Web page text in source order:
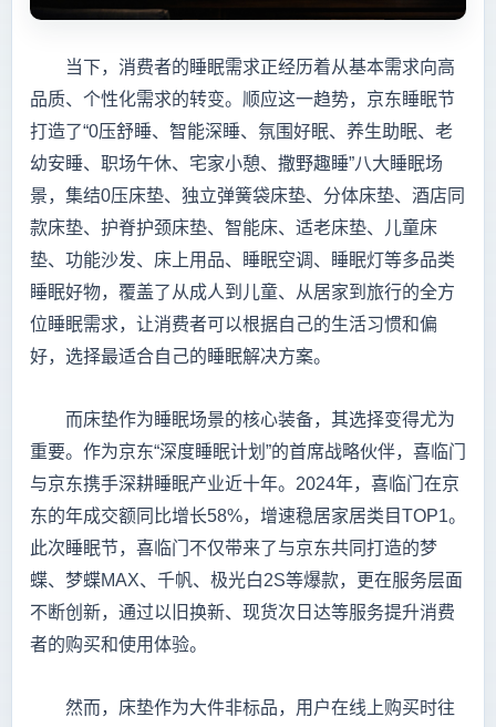
当下，消费者的睡眠需求正经历着从基本需求向高
品质、个性化需求的转变。顺应这一趋势，京东睡眠节
打造了“0压舒睡、智能深睡、氛围好眠、养生助眠、老
幼安睡、职场午休、宅家小憩、撒野趣睡”八大睡眠场
景，集结0压床垫、独立弹簧袋床垫、分体床垫、酒店同
款床垫、护脊护颈床垫、智能床、适老床垫、儿童床
垫、功能沙发、床上用品、睡眠空调、睡眠灯等多品类
睡眠好物，覆盖了从成人到儿童、从居家到旅行的全方
位睡眠需求，让消费者可以根据自己的生活习惯和偏
好，选择最适合自己的睡眠解决方案。
而床垫作为睡眠场景的核心装备，其选择变得尤为
重要。作为京东“深度睡眠计划”的首席战略伙伴，喜临门
与京东携手深耕睡眠产业近十年。2024年，喜临门在京
东的年成交额同比增长58%，增速稳居家居类目TOP1。
此次睡眠节，喜临门不仅带来了与京东共同打造的梦
蝶、梦蝶MAX、千帆、极光白2S等爆款，更在服务层面
不断创新，通过以旧换新、现货次日达等服务提升消费
者的购买和使用体验。
然而，床垫作为大件非标品，用户在线上购买时往